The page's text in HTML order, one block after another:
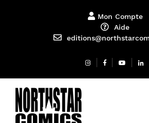
Mon Compte
Aide